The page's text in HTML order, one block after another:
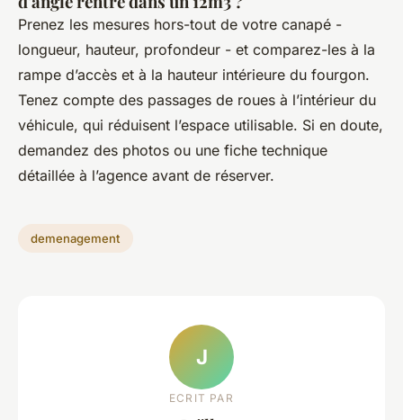
Prenez les mesures hors-tout de votre canapé -
longueur, hauteur, profondeur - et comparez-les à la
rampe d’accès et à la hauteur intérieure du fourgon.
Tenez compte des passages de roues à l’intérieur du
véhicule, qui réduisent l’espace utilisable. Si en doute,
demandez des photos ou une fiche technique
détaillée à l’agence avant de réserver.
demenagement
J
ECRIT PAR